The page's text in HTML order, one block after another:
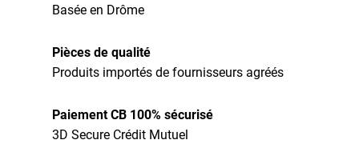
Basée en Drôme
Pièces de qualité
Produits importés de fournisseurs agréés
Paiement CB 100% sécurisé
3D Secure Crédit Mutuel